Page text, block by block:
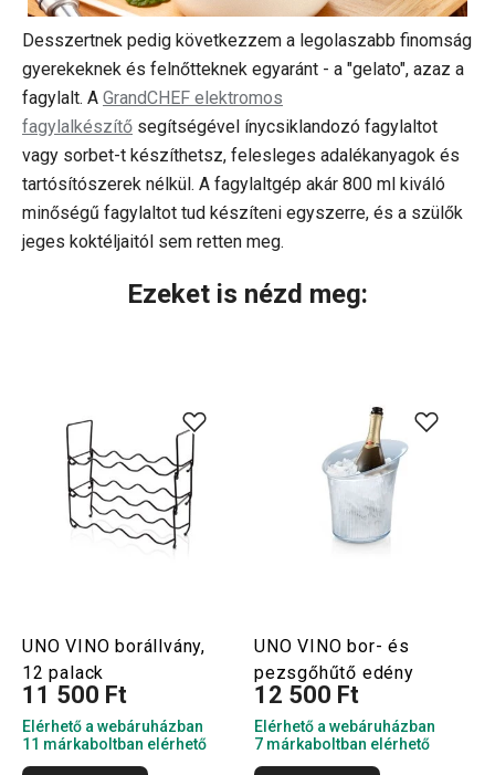
Desszertnek pedig következzem a legolaszabb finomság
gyerekeknek és felnőtteknek egyaránt - a "gelato", azaz a
fagylalt. A GrandCHEF elektromos
fagylalkészítő segítségével ínycsiklandozó fagylaltot
vagy sorbet-t készíthetsz, felesleges adalékanyagok és
tartósítószerek nélkül. A fagylaltgép akár 800 ml kiváló
minőségű fagylaltot tud készíteni egyszerre, és a szülők
jeges koktéljaitól sem retten meg.
Ezeket is nézd meg:
UNO VINO borállvány,
12 palack
11 500 Ft
Elérhető a webáruházban
11 márkaboltban elérhető
UNO VINO bor- és
pezsgőhűtő edény
12 500 Ft
Elérhető a webáruházban
7 márkaboltban elérhető